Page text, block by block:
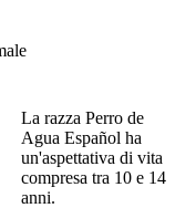
La razza Perro de
Agua Español ha
un'aspettativa di vita
compresa tra 10 e 14
anni.